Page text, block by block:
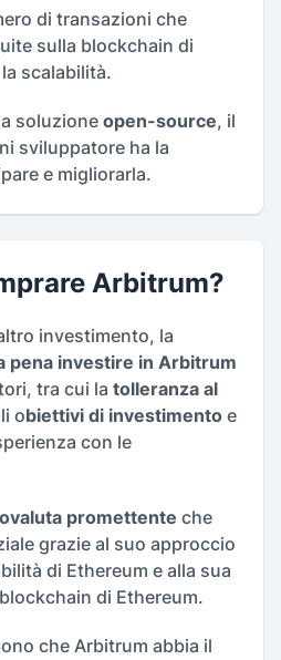
di transazioni che
sulla blockchain di
scalabilità.
soluzione open-source, il
sviluppatore ha la
e migliorarla.
Arbitrum?
investimento, la
pena investire in Arbitrum
tra cui la tolleranza al
obiettivi di investimento e
con le
promettente che
grazie al suo approccio
di Ethereum e alla sua
di Ethereum.
che Arbitrum abbia il